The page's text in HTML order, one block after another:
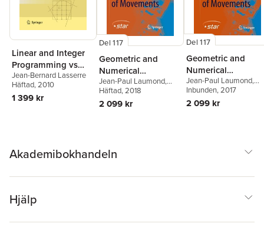
Linear and Integer
Programming vs
Linear Integration
and Counting
Jean-Bernard Lasserre
Häftad, 2010
1 399 kr
Del 117
Geometric and
Numerical
Foundations of
Movements
Jean-Paul Laumond,
Nicolas Mansard
Bernard Lasserre
Häftad, 2018
2 099 kr
Del 117
Geometric and
Numerical
Foundations of
Movements
Jean-Paul Laumond,
Nicolas Mansard
Bernard Lasserre
Inbunden, 2017
2 099 kr
Akademibokhandeln
Hjälp